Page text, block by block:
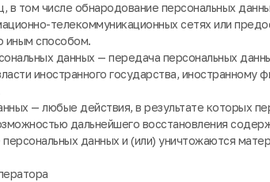
в том числе обнародование персональных
телекоммуникационных сетях или
иным способом.
данных — передача персональных
иностранного государства, иностранному
— любые действия, в результате которых
дальнейшего восстановления
данных и (или) уничтожаются